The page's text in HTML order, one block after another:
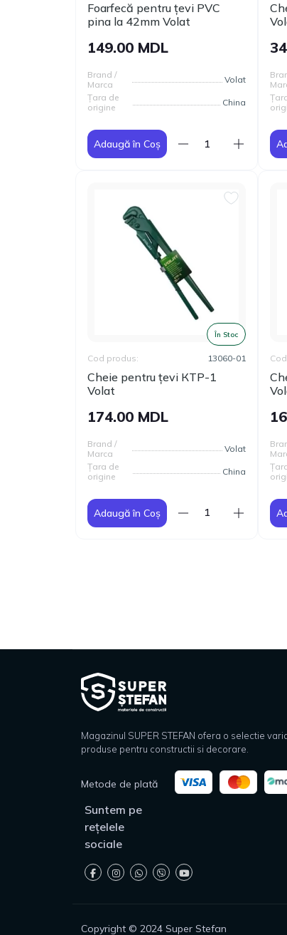
Foarfecă pentru țevi PVC
pina la 42mm Volat
149.00 MDL
Brand /
Marca
Volat
Țara de
origine
China
Adaugă în Coș
În Stoc
Cheie pentru țevi КТР-1
Volat
Cod produs: 13060-01
174.00 MDL
Brand /
Marca
Volat
Țara de
origine
China
Adaugă în Coș
Magazinul SUPER STEFAN ofera o selectie
produse pentru constructii si decorare.
Metode de plată
Suntem pe
rețelele
sociale
Copyright © 2024 Super Stefan